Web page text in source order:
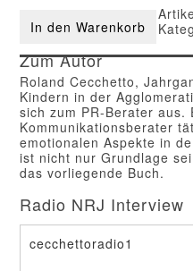
Partnerschaft
ist
Utopie
Menge
In den Warenkorb
Zum Autor
Roland Cecchetto,
Kindern in der
sich zum PR-Berater
Kommunikationsberater
emotionalen Aspekte in
ist nicht nur Grundlage
das vorliegende Buch.
Radio NRJ Interview
cecchettoradio1